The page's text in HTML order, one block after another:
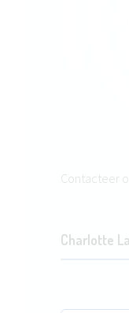
Contacteer
Charlotte